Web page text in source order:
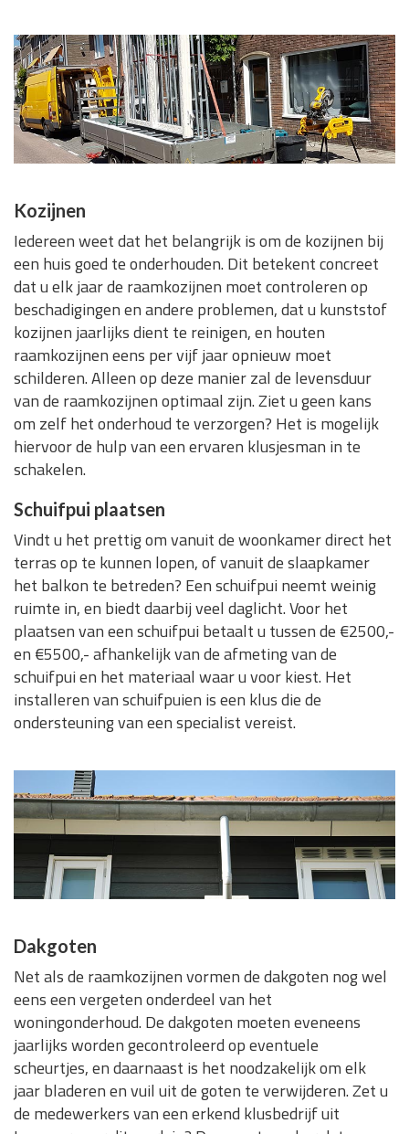
Kozijnen
Iedereen weet dat het belangrijk is om de kozijnen bij
een huis goed te onderhouden. Dit betekent concreet
dat u elk jaar de raamkozijnen moet controleren op
beschadigingen en andere problemen, dat u kunststof
kozijnen jaarlijks dient te reinigen, en houten
raamkozijnen eens per vijf jaar opnieuw moet
schilderen. Alleen op deze manier zal de levensduur
van de raamkozijnen optimaal zijn. Ziet u geen kans
om zelf het onderhoud te verzorgen? Het is mogelijk
hiervoor de hulp van een ervaren klusjesman in te
schakelen.
Schuifpui plaatsen
Vindt u het prettig om vanuit de woonkamer direct het
terras op te kunnen lopen, of vanuit de slaapkamer
het balkon te betreden? Een schuifpui neemt weinig
ruimte in, en biedt daarbij veel daglicht. Voor het
plaatsen van een schuifpui betaalt u tussen de €2500,-
en €5500,- afhankelijk van de afmeting van de
schuifpui en het materiaal waar u voor kiest. Het
installeren van schuifpuien is een klus die de
ondersteuning van een specialist vereist.
Dakgoten
Net als de raamkozijnen vormen de dakgoten nog wel
eens een vergeten onderdeel van het
woningonderhoud. De dakgoten moeten eveneens
jaarlijks worden gecontroleerd op eventuele
scheurtjes, en daarnaast is het noodzakelijk om elk
jaar bladeren en vuil uit de goten te verwijderen. Zet u
de medewerkers van een erkend klusbedrijf uit